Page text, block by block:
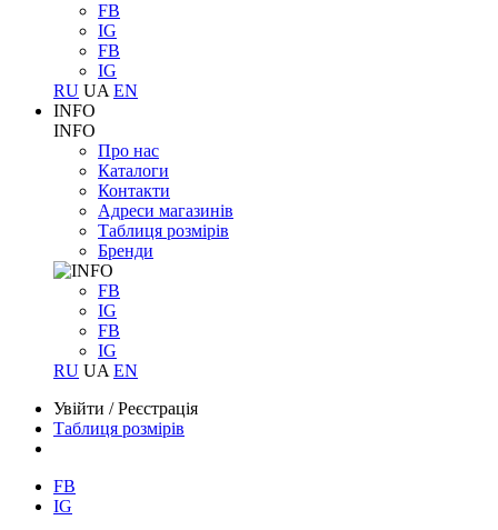
FB
IG
FB
IG
RU UA EN
INFO
INFO
Про нас
Каталоги
Контакти
Адреси магазинів
Таблиця розмірів
Бренди
FB
IG
FB
IG
RU UA EN
Увійти /Реєстрація
Таблиця розмірів
FB
IG